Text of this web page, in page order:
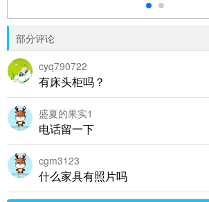
部分评论
cyq790722
有床头柜吗？
盛夏的果实1
电话留一下
cgm3123
什么家具有照片吗